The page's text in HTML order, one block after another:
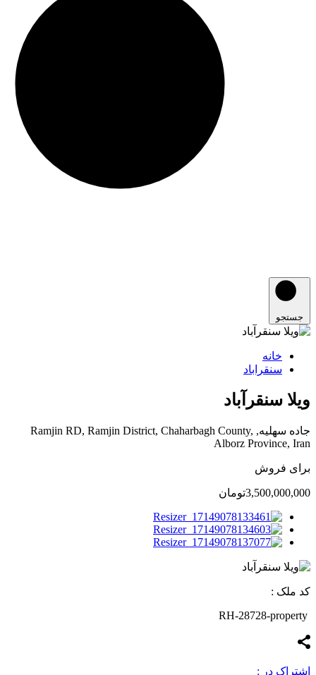
جستجو
خانه
سنقراباد
ویلا سنقرآباد
جاده سهلیه, Ramjin RD, Ramjin District, Chaharbagh County,
Alborz Province, Iran
برای فروش
3,500,000,000تومان
کد ملک :
اشتراک در :